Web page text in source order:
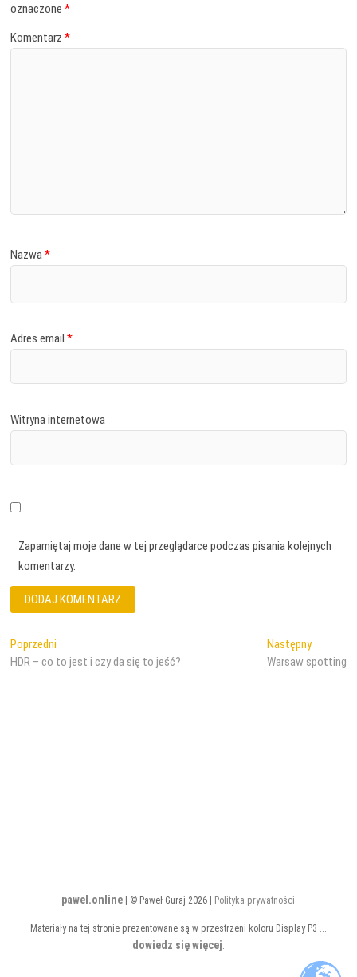
oznaczone*
Komentarz*
Nazwa*
Adres email*
Witryna internetowa
Zapamiętaj moje dane w tej przeglądarce podczas pisania kolejnych
komentarzy.
Nawigacja
wpisu
Poprzedni
wpis:
HDR – co to jest i czy da się to jeść?
NastępnyNastępny
wpis:
Warsaw spotting
pawel.online | © Paweł Guraj 2026 | Polityka prywatności
Materiały na tej stronie prezentowane są w przestrzeni koloru Display P3 ...
dowiedz się więcej